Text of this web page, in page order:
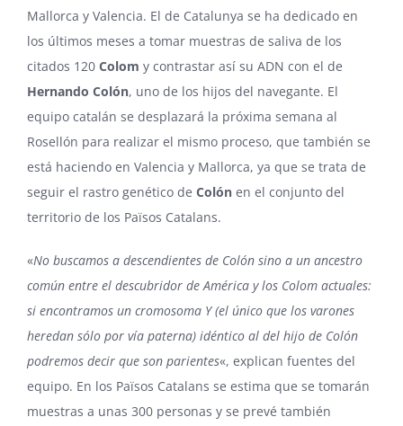
Mallorca y Valencia. El de Catalunya se ha dedicado en
los últimos meses a tomar muestras de saliva de los
citados 120 Colom y contrastar así su ADN con el de
Hernando Colón, uno de los hijos del navegante. El
equipo catalán se desplazará la próxima semana al
Rosellón para realizar el mismo proceso, que también se
está haciendo en Valencia y Mallorca, ya que se trata de
seguir el rastro genético de Colón en el conjunto del
territorio de los Països Catalans.
«No buscamos a descendientes de Colón sino a un ancestro
común entre el descubridor de América y los Colom actuales:
si encontramos un cromosoma Y (el único que los varones
heredan sólo por vía paterna) idéntico al del hijo de Colón
podremos decir que son parientes«, explican fuentes del
equipo. En los Països Catalans se estima que se tomarán
muestras a unas 300 personas y se prevé también